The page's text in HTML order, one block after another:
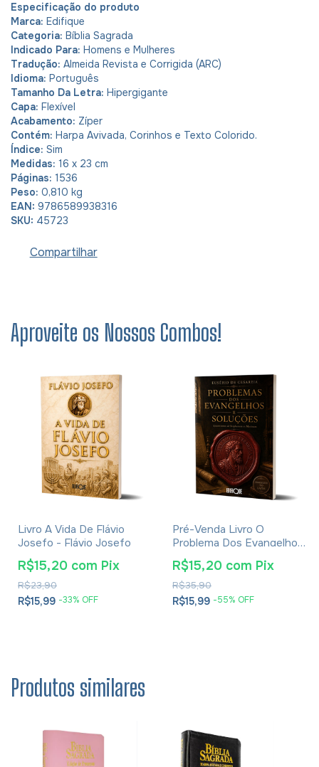
Especificação do produto
Marca: Edifique
Categoria: Bíblia Sagrada
Indicado Para: Homens e Mulheres
Tradução: Almeida Revista e Corrigida (ARC)
Idioma: Português
Tamanho Da Letra: Hipergigante
Capa: Flexível
Acabamento: Zíper
Contém: Harpa Avivada, Corinhos e Texto Colorido.
Índice: Sim
Medidas: 16 x 23 cm
Páginas: 1536
Peso: 0,810 kg
EAN: 9786589938316
SKU: 45723
Compartilhar
Aproveite os Nossos Combos!
Livro A Vida De Flávio
Josefo - Flávio Josefo
R$15,99 -33% OFF
R$23,90
R$15,20 com Pix
Pré-Venda Livro O
Problema Dos Evangelhos
E Soluções- Eusébio De
Cesareia
R$15,99 -55% OFF
R$35,90
R$15,20 com Pix
Produtos similares